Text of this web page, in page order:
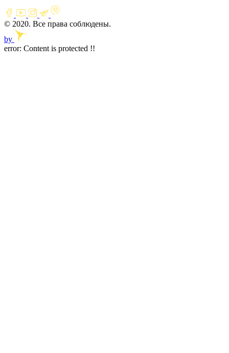
© 2020. Все права соблюдены.
by
error: Content is protected !!